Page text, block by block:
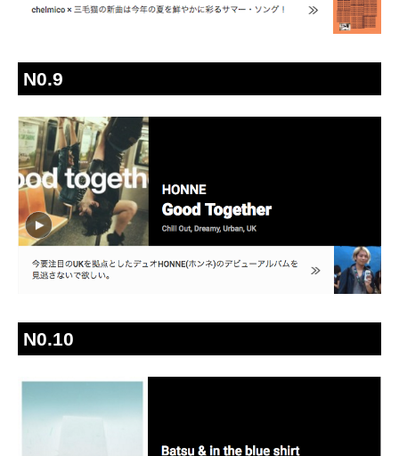
N0.9
N0.10